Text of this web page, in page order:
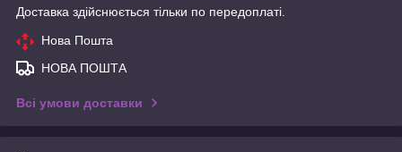
Доставка здійснюється тільки по передоплаті.
Нова Пошта
НОВА ПОШТА
Всі умови доставки